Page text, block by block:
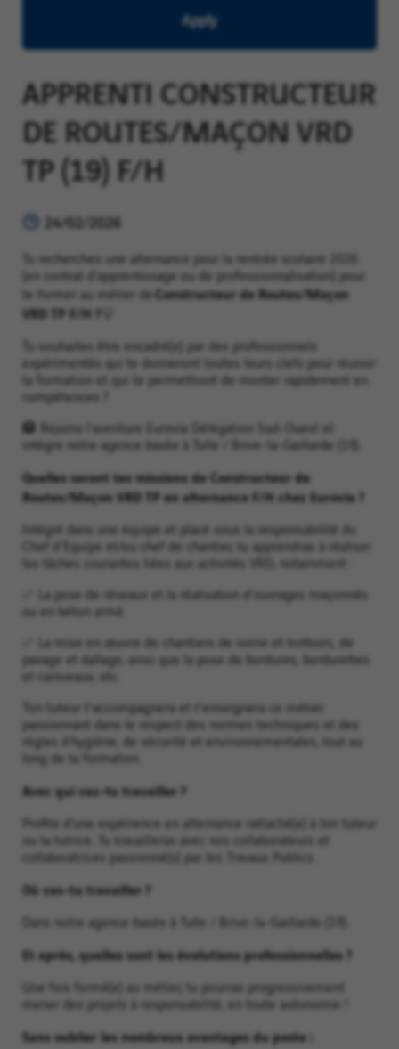
Apply
APPRENTI CONSTRUCTEUR
DE ROUTES/MAÇON VRD
TP (19) F/H
24/02/2026
Tu recherches une alternance pour la rentrée scolaire 2026
(en contrat d’apprentissage ou de professionnalisation) pour
te former au métier deConstructeur de Routes/Maçon
VRD TP F/H ?
Tu souhaites être encadré(e) par des professionnels
expérimentés qui te donneront toutes leurs clefs pour réussir
ta formation et qui te permettront de monter rapidement en
compétences ?
🏨 Rejoins l’aventure Eurovia Délégation Sud-Ouest et
intègre notre agence basée à Tulle / Brive-la-Gaillarde (19).
Quelles seront tes missions de Constructeur de
Routes/Maçon VRD TP en alternance F/H chez Eurovia ?
Intégré dans une équipe et placé sous la responsabilité du
Chef d'Équipe et/ou chef de chantier, tu apprendras à réaliser
les tâches courantes liées aux activités VRD, notamment :
✅ La pose de réseaux et la réalisation d'ouvrages maçonnés
ou en béton armé.
✅ La mise en œuvre de chantiers de voirie et trottoirs, de
pavage et dallage, ainsi que la pose de bordures, bordurettes
et caniveaux, etc.
Ton tuteur t'accompagnera et t'enseignera ce métier
passionnant dans le respect des normes techniques et des
règles d’hygiène, de sécurité et environnementales, tout au
long de ta formation.
Avec qui vas-tu travailler ?
Profite d’une expérience en alternance rattaché(e) à ton tuteur
ou ta tutrice. Tu travailleras avec nos collaborateurs et
collaboratrices passionné(s) par les Travaux Publics.
Où vas-tu travailler ?
Dans notre agence basée à Tulle / Brive-la-Gaillarde (19).
Et après, quelles sont les évolutions professionnelles ?
Une fois formé(e) au métier, tu pourras progressivement
mener des projets à responsabilité, en toute autonomie !
Sans oublier les nombreux avantages du poste :